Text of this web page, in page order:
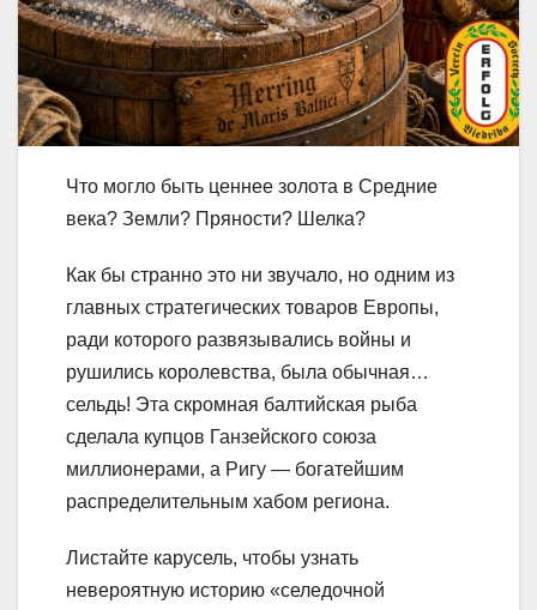
Что могло быть ценнее золота в Средние
века? Земли? Пряности? Шелка?
Как бы странно это ни звучало, но одним из
главных стратегических товаров Европы,
ради которого развязывались войны и
рушились королевства, была обычная…
сельдь! Эта скромная балтийская рыба
сделала купцов Ганзейского союза
миллионерами, а Ригу — богатейшим
распределительным хабом региона.
Листайте карусель, чтобы узнать
невероятную историю «селедочной